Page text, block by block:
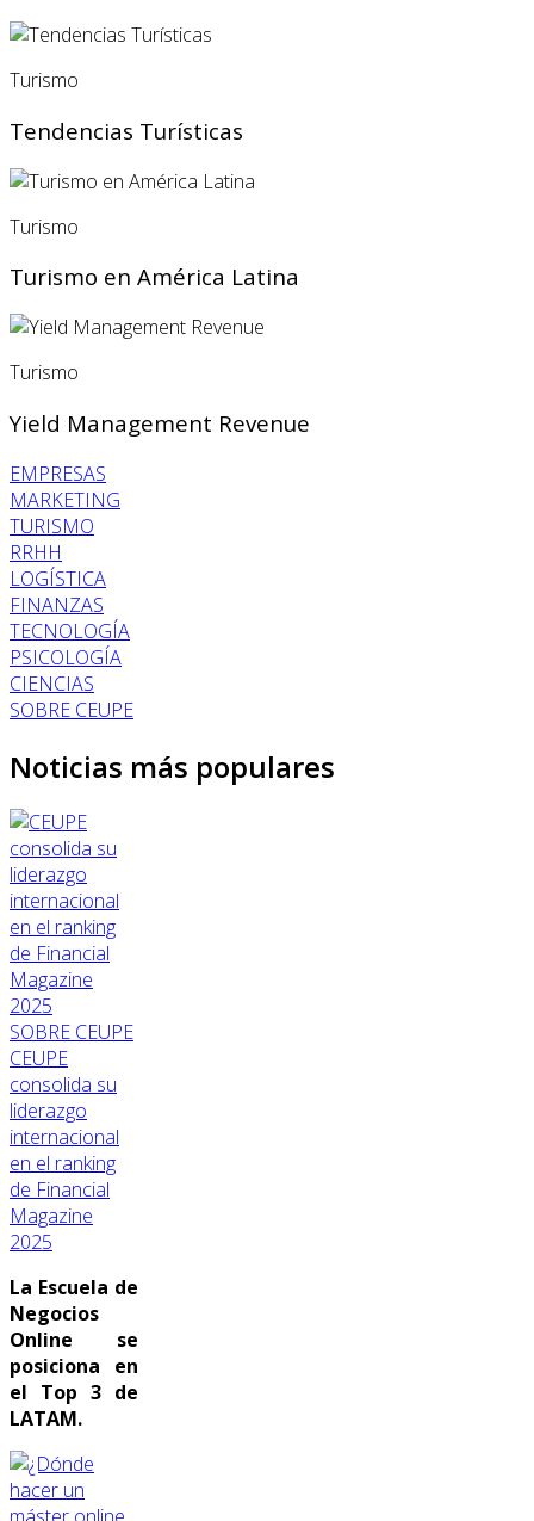
Turismo
Tendencias Turísticas
Turismo
Turismo en América Latina
Turismo
Yield Management Revenue
EMPRESAS
MARKETING
TURISMO
RRHH
LOGÍSTICA
FINANZAS
TECNOLOGÍA
PSICOLOGÍA
CIENCIAS
SOBRE CEUPE
Noticias más populares
SOBRE CEUPE
CEUPE
consolida su
liderazgo
internacional
en el ranking
de Financial
Magazine
2025
La Escuela de
Negocios
Online se
posiciona en
el Top 3 de
LATAM.